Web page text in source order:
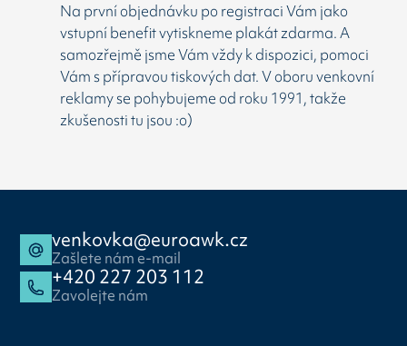
Na první objednávku po registraci Vám jako
vstupní benefit vytiskneme plakát zdarma. A
samozřejmě jsme Vám vždy k dispozici, pomoci
Vám s přípravou tiskových dat. V oboru venkovní
reklamy se pohybujeme od roku 1991, takže
zkušenosti tu jsou :o)
venkovka@euroawk.cz
Zašlete nám e-mail
+420 227 203 112
Zavolejte nám